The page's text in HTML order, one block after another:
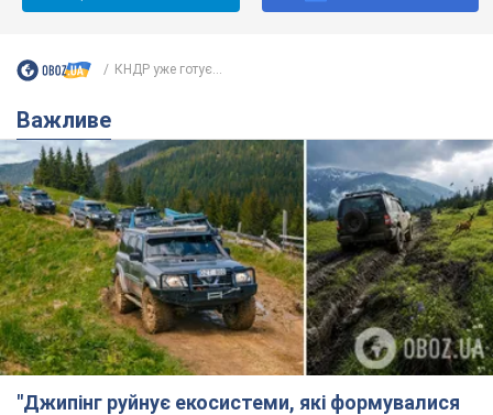
КНДР уже готує...
Важливе
"Джипінг руйнує екосистеми, які формувалися